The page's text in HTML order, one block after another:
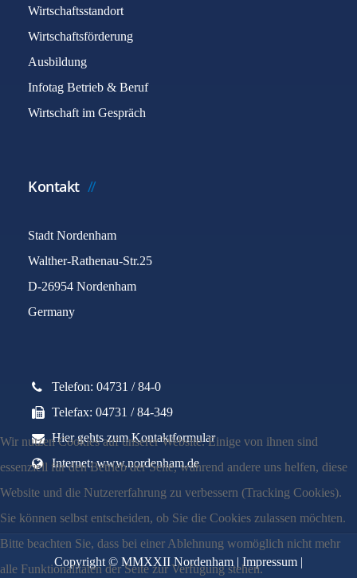
Wirtschaftsstandort
Wirtschaftsförderung
Ausbildung
Infotag Betrieb & Beruf
Wirtschaft im Gespräch
Kontakt
Stadt Nordenham
Walther-Rathenau-Str.25
D-26954 Nordenham
Germany
Telefon: 04731 / 84-0
Telefax: 04731 / 84-349
Hier gehts zum Kontaktformular
Internet: www.nordenham.de
Copyright © MMXXII Nordenham |Impressum |
Wir nutzen Cookies auf unserer Website. Einige von ihnen sind
essenziell für den Betrieb der Seite, während andere uns helfen, diese
Website und die Nutzererfahrung zu verbessern (Tracking Cookies).
Sie können selbst entscheiden, ob Sie die Cookies zulassen möchten.
Bitte beachten Sie, dass bei einer Ablehnung womöglich nicht mehr
alle Funktionalitäten der Seite zur Verfügung stehen.